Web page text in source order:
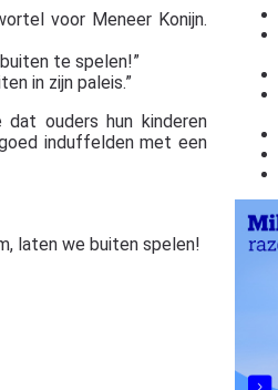
voor Meneer Konijn.
te spelen!”
in zijn paleis.”
ouders hun kinderen
induffelden met een
laten we buiten spelen!